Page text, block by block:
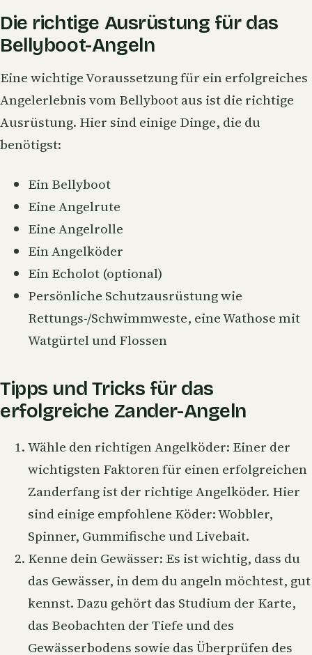
Die richtige Ausrüstung für das
Bellyboot-Angeln
Eine wichtige Voraussetzung für ein erfolgreiches
Angelerlebnis vom Bellyboot aus ist die richtige
Ausrüstung. Hier sind einige Dinge, die du
benötigst:
Ein Bellyboot
Eine Angelrute
Eine Angelrolle
Ein Angelköder
EinEcholot (optional)
Persönliche Schutzausrüstung wie
Rettungs-/Schwimmweste, eineWathosemit
Watgürtel und Flossen
Tipps und Tricks für das
erfolgreiche Zander-Angeln
Wähle den richtigen Angelköder: Einer der
wichtigsten Faktoren für einen erfolgreichen
Zanderfang ist der richtige Angelköder. Hier
sind einige empfohlene Köder: Wobbler,
Spinner, Gummifischeund Livebait.
Kenne dein Gewässer: Es ist wichtig, dass du
das Gewässer, in dem du angeln möchtest, gut
kennst. Dazu gehört das Studium der Karte,
das Beobachten der Tiefe und des
Gewässerbodens sowie das Überprüfen des